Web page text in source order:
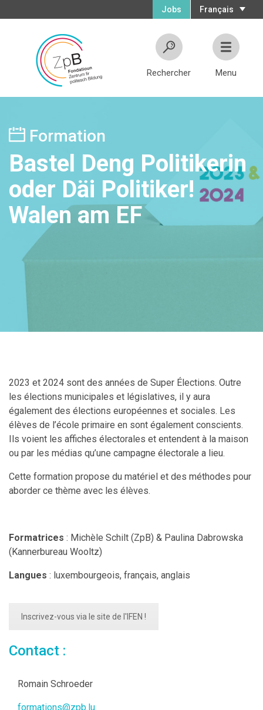
Français
Jobs
Rechercher Menu
Formation
Bastel Deng Politikerin
oder Däi Politiker!
Walen am EF
2023 et 2024 sont des années de Super Élections. Outre
les élections municipales et législatives, il y aura
également des élections européennes et sociales. Les
élèves de l’école primaire en sont également conscients.
Ils voient les affiches électorales et entendent à la maison
ou par les médias qu’une campagne électorale a lieu.
Cette formation propose du matériel et des méthodes pour
aborder ce thème avec les élèves.
Formatrices : Michèle Schilt (ZpB) & Paulina Dabrowska
(Kannerbureau Wooltz)
Langues : luxembourgeois, français, anglais
Inscrivez-vous via le site de l'IFEN !
Contact :
Romain Schroeder
formations@zpb.lu